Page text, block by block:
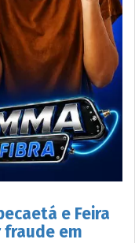
e Feira
em